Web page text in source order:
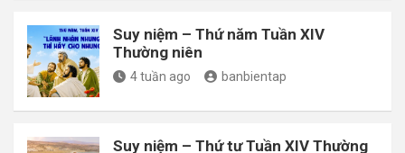
Suy niệm – Thứ năm Tuần XIV
Thường niên
4 tuần ago banbientap
Suy niệm – Thứ tư Tuần XIV Thường